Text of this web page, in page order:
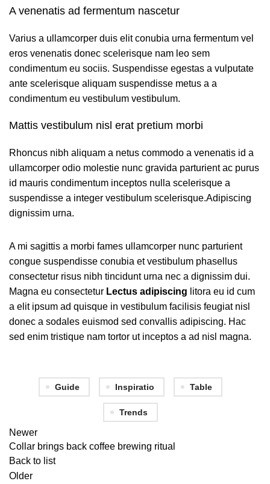
A venenatis ad fermentum nascetur
Varius a ullamcorper duis elit conubia urna fermentum vel
eros venenatis donec scelerisque nam leo sem
condimentum eu sociis. Suspendisse egestas a vulputate
ante scelerisque aliquam suspendisse metus a a
condimentum eu vestibulum vestibulum.
Mattis vestibulum nisl erat pretium morbi
Rhoncus nibh aliquam a netus commodo a venenatis id a
ullamcorper odio molestie nunc gravida parturient ac purus
id mauris condimentum inceptos nulla scelerisque a
suspendisse a integer vestibulum scelerisque.Adipiscing
dignissim urna.
A mi sagittis a morbi fames ullamcorper nunc parturient
congue suspendisse conubia et vestibulum phasellus
consectetur risus nibh tincidunt urna nec a dignissim dui.
Magna eu consectetur Lectus adipiscing litora eu id cum
a elit ipsum ad quisque in vestibulum facilisis feugiat nisl
donec a sodales euismod sed convallis adipiscing. Hac
sed enim tristique nam tortor ut inceptos a ad nisl magna.
Guide Inspiratio Table
Trends
Newer
Collar brings back coffee brewing ritual
Back to list
Older